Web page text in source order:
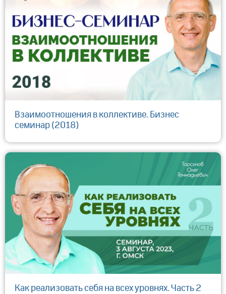
Взаимоотношения в коллективе. Бизнес
семинар (2018)
Как реализовать себя на всех уровнях. Часть 2